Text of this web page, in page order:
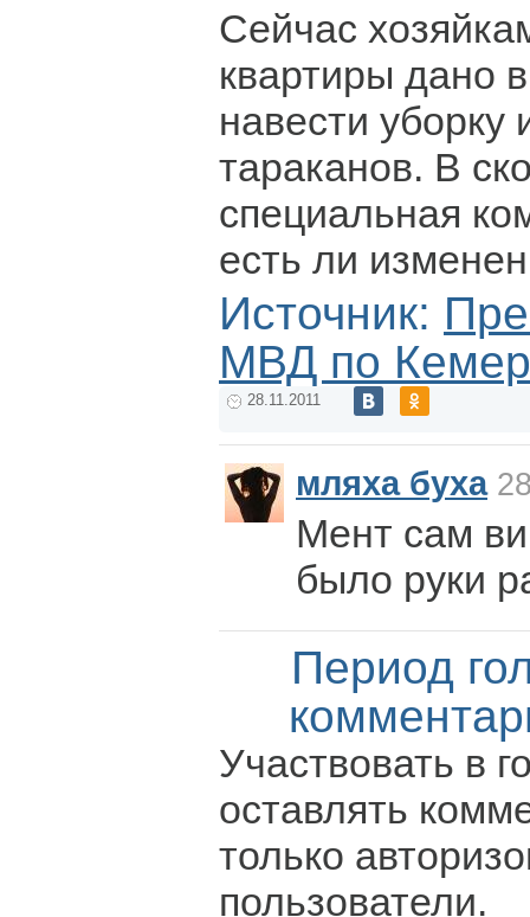
Сейчас
квартиры дано
навести уборку
тараканов. В
специальная
есть ли
Источник:
МВД по
28.11.2011
мляха буха
Мент сам
было руки
Период
Участвовать в
оставлять
только
пользователи.